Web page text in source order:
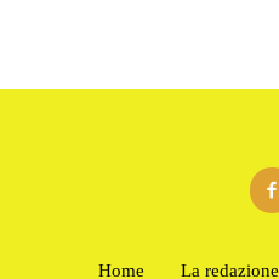
Home La redazione